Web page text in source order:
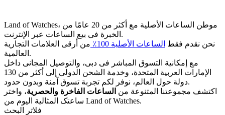
Land of Watches، موطن الساعات الأصلیة مع أکثر من 20 عامًا من
الخبرة فی بیع الساعات عبر الإنترنت.
نحن نقدم فقط الساعات الأصلیة 100٪
من أرقى العلامات التجاریة
العالمیة.
مع إمکانیة التسوق المباشر فی دبی، والتوصیل المجانی داخل
الإمارات العربیة المتحدة، وخدمة الشحن الدولی إلى أکثر من 130
دولة حول العالم، نوفر لکم تجربة تسوق آمنة وبدون حدود.
اکتشف مجموعتنا المتنوعة من الساعات الفاخرة والحصریة، واختر
ساعتک المثالیة الیوم من Land of Watches.
فلاتر البحث